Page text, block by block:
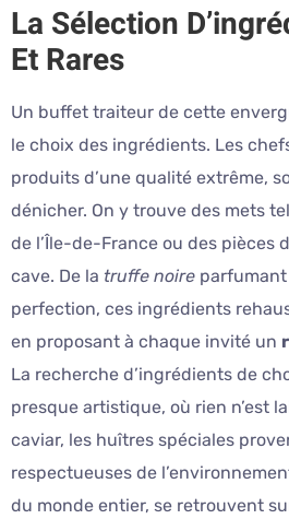
La Sélection
Et Rares
Un buffet traiteur de cette
le choix des ingrédients. Les
produits d’une qualité extrême,
dénicher. On y trouve des mets
de l’Île-de-France ou des pièces
cave. De la truffe noire parfumant
perfection, ces ingrédients
en proposant à chaque invité un
La recherche d’ingrédients de
presque artistique, où rien n’est
caviar, les huîtres spéciales
respectueuses de
du monde entier, se retrouvent